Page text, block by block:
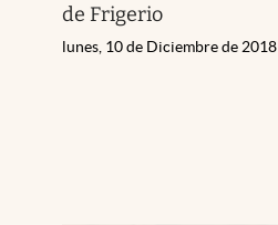
de Frigerio
lunes, 10 de Diciembre de 2018